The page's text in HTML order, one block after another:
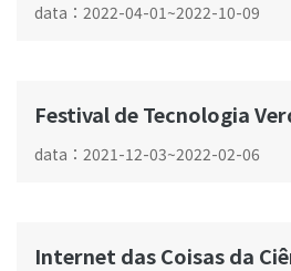
data ： 2022-04-01~2022-10-09
data ： 2021-12-03~2022-02-06
Internet das Coisas da